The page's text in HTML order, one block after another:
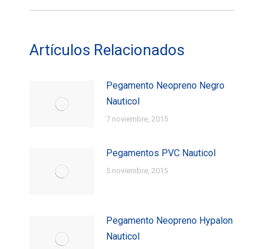
Artículos Relacionados
Pegamento Neopreno Negro
Nauticol
7 noviembre, 2015
Pegamentos PVC Nauticol
5 noviembre, 2015
Pegamento Neopreno Hypalon
Nauticol